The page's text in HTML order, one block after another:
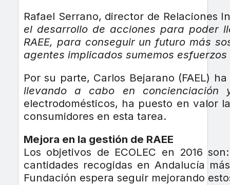
Rafael Serrano, director de Relaciones
el desarrollo de acciones para poder
RAEE, para conseguir un futuro más
agentes implicados sumemos
Por su parte, Carlos Bejarano (FAEL)
llevando a cabo en
electrodomésticos, ha puesto en valor
consumidores en esta tarea.
Mejora en la gestión de RAEE
Los objetivos de ECOLEC en 2016
cantidades recogidas en Andalucía
Fundación espera seguir mejorando